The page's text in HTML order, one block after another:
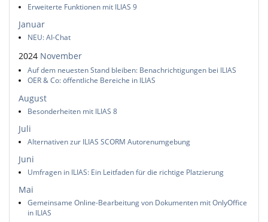
Erweiterte Funktionen mit ILIAS 9
Januar
NEU: AI-Chat
2024 November
Auf dem neuesten Stand bleiben: Benachrichtigungen bei ILIAS
OER & Co: öffentliche Bereiche in ILIAS
August
Besonderheiten mit ILIAS 8
Juli
Alternativen zur ILIAS SCORM Autorenumgebung
Juni
Umfragen in ILIAS: Ein Leitfaden für die richtige Platzierung
Mai
Gemeinsame Online-Bearbeitung von Dokumenten mit OnlyOffice
in ILIAS